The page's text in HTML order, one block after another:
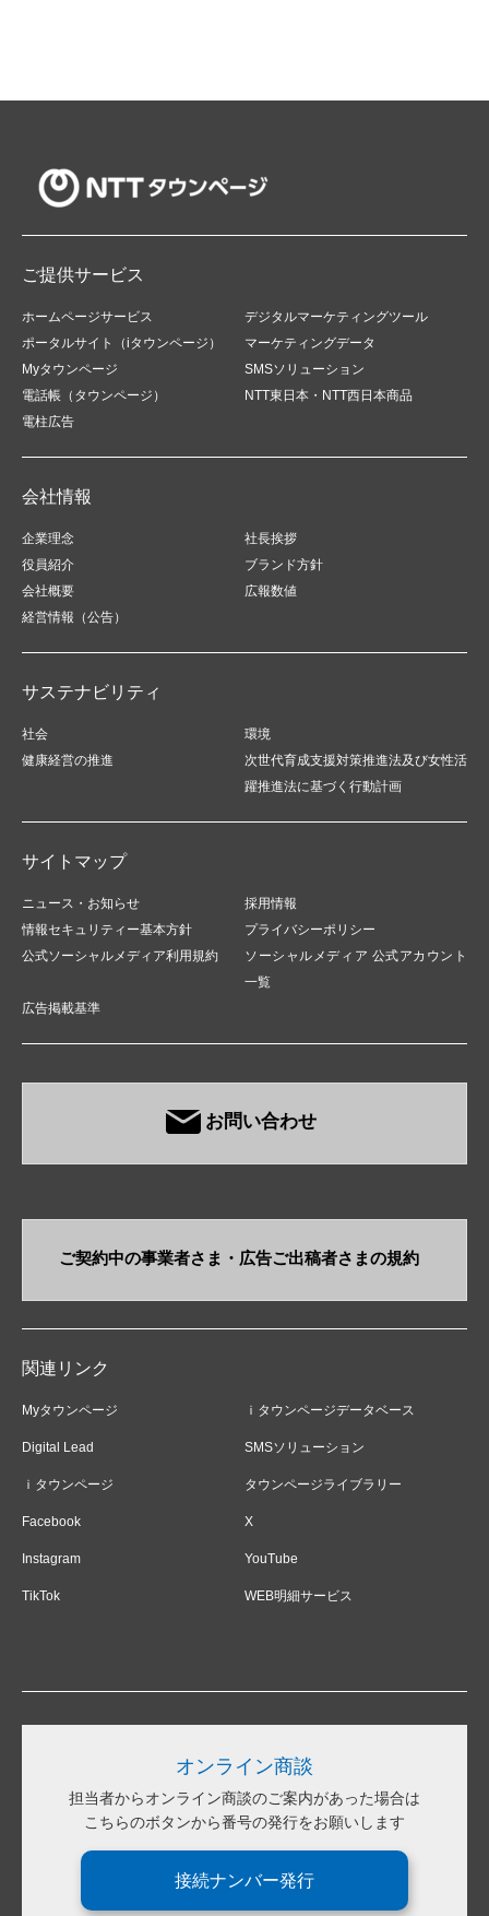
ご提供サービス
ホームページサービス
デジタルマーケティングツール
ポータルサイト（iタウンページ）
マーケティングデータ
Myタウンページ
SMSソリューション
電話帳（タウンページ）
NTT東日本・NTT西日本商品
電柱広告
会社情報
企業理念
社長挨拶
役員紹介
ブランド方針
会社概要
広報数値
経営情報（公告）
サステナビリティ
社会
環境
健康経営の推進
次世代育成支援対策推進法及び女性活
躍推進法に基づく行動計画
サイトマップ
ニュース・お知らせ
採用情報
情報セキュリティー基本方針
プライバシーポリシー
公式ソーシャルメディア利用規約
ソーシャルメディア 公式アカウント
一覧
広告掲載基準
お問い合わせ
ご契約中の事業者さま・​広告ご出稿者さまの規約
関連リンク
Myタウンページ ｉタウンページデータベース
Digital Lead SMSソリューション
ｉタウンページ タウンページライブラリー
Facebook X
Instagram YouTube
TikTok WEB明細サービス
オンライン商談
担当者からオンライン商談のご案内があった場合は
こちらのボタンから番号の発行をお願いします
接続ナンバー発行